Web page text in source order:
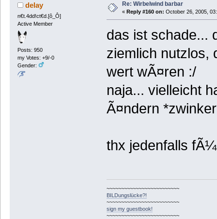
delay
n€t.4dd!ct€d.[ô_Ô]
Active Member
Posts: 950
my Votes: +9/-0
Gender:
Re: Wirbelwind barbar
« Reply #160 on: October 26, 2005,
das ist schade...
ziemlich nutzlos,
wert wÃ¤ren :/
naja... vielleicht
Ã¤ndern
thx jedenfalls
~~~~~~~~~~~~~~~~~~~~~~~~~
BILDungslücke?!
~~~~~~~~~~~~~~~~~~~~~~~~~
sign my guestbook!
~~~~~~~~~~~~~~~~~~~~~~~~~